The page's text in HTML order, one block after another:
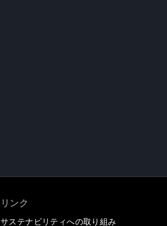
リンク
サステナビリティへの取り組み